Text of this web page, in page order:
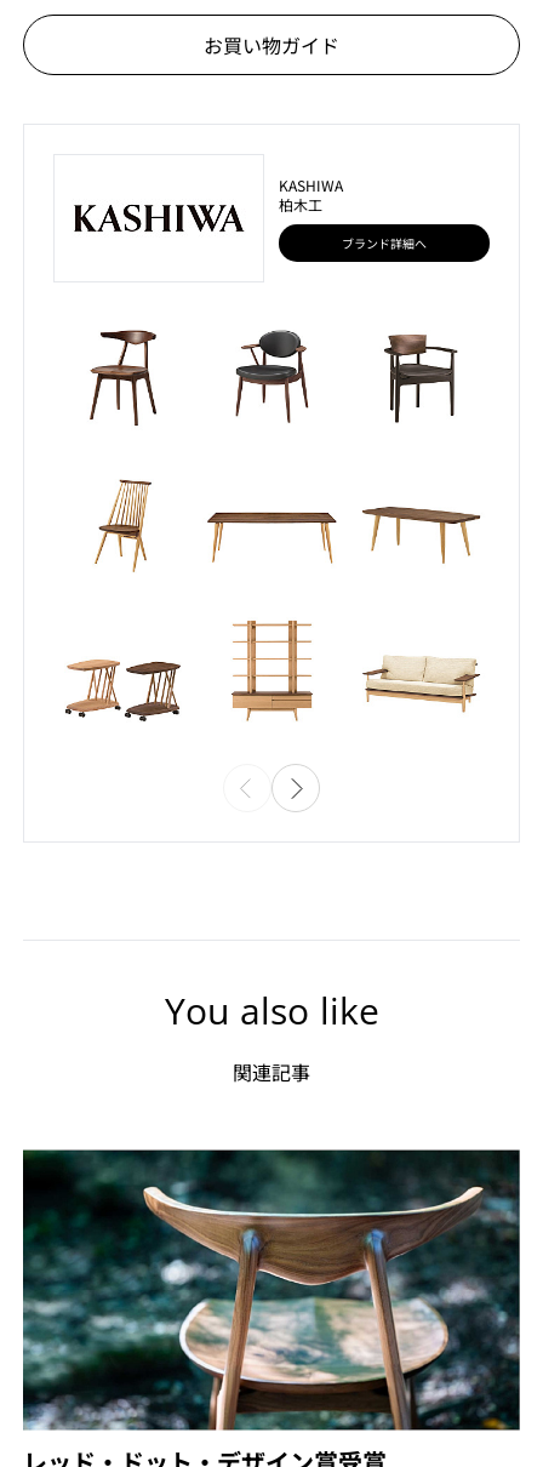
お買い物ガイド
KASHIWA
柏木工
ブランド詳細へ
You also like
関連記事